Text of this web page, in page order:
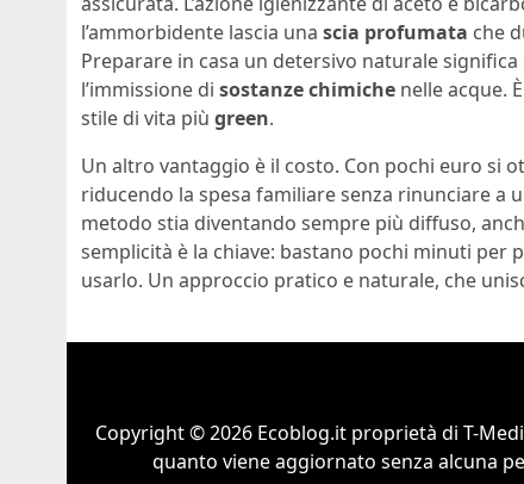
l’ammorbidente lascia una scia profumata che
Preparare in casa un detersivo naturale
l’immissione di sostanze chimiche nelle acque.
stile di vita più green.
Un altro vantaggio è il costo. Con pochi euro si
riducendo la spesa familiare senza rinunciare a
metodo stia diventando sempre più diffuso,
semplicità è la chiave: bastano pochi minuti per
usarlo. Un approccio pratico e naturale, che
Copyright © 2026 Ecoblog.it proprietà di T-
quanto viene aggiornato senza alcuna